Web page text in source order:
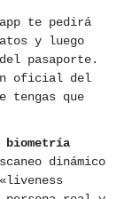
te pedirá
y luego
pasaporte.
oficial del
tengas que
biometría
dinámico